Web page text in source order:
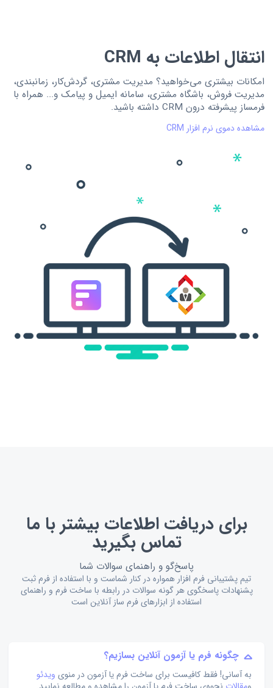
انتقال اطلاعات به CRM
امکانات بیشتری می‌خواهید؟ مدیریت مشتری، گردش‌کار، زمانبندی،
مدیریت فروش، باشگاه مشتری، سامانه ایمیل و پیامک و... همراه با
فرمساز پیشرفته درون CRM داشته باشید.
مشاهده دموی نرم افزار CRM
برای دریافت اطلاعات بیشتر با ما
تماس بگیرید
پاسخ‌گو و راهنمای سوالات شما
تیم پشتیبانی فرم افزار همواره در کنار شماست و با استفاده از فرم ثبت
پشنهادات پاسخگوی هر گونه سوالات در رابطه با ساخت فرم و راهنمای
استفاده از ابزارهای فرم ساز آنلاین است
چگونه فرم یا آزمون آنلاین بسازیم؟
به آسانی! فقط کافیست برای ساخت فرم یا آزمون در منوی ویدئو